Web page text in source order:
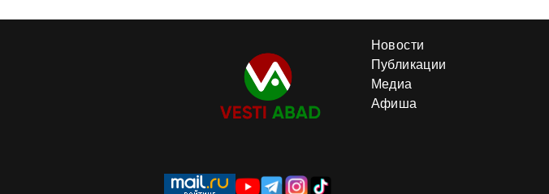
Новости
Публикации
Медиа
Афиша